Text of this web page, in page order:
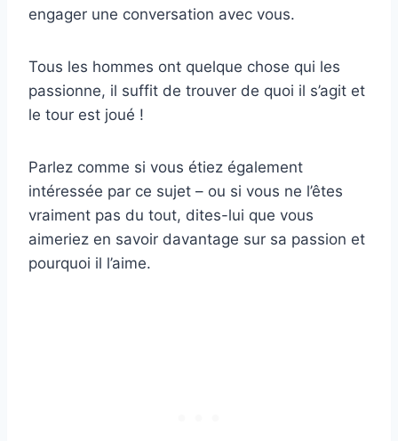
engager une conversation avec vous.
Tous les hommes ont quelque chose qui les
passionne, il suffit de trouver de quoi il s’agit et
le tour est joué !
Parlez comme si vous étiez également
intéressée par ce sujet – ou si vous ne l’êtes
vraiment pas du tout, dites-lui que vous
aimeriez en savoir davantage sur sa passion et
pourquoi il l’aime.